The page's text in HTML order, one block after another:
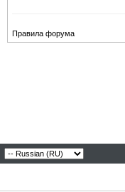
Правила форума